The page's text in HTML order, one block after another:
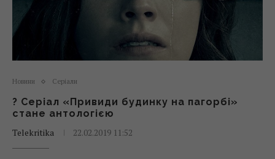
Новини Серіали
? Серіал «Привиди будинку на пагорбі»
стане антологією
Telekritika
22.02.2019 11:52